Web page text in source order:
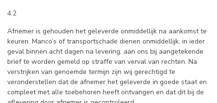
4.2
Afnemer is gehouden het geleverde onmiddellijk na aankomst te
keuren. Manco’s of transportschade dienen onmiddellijk, in ieder
geval binnen acht dagen na levering, aan ons bij aangetekende
brief te worden gemeld op straffe van verval van rechten. Na
verstrijken van genoemde termijn zijn wij gerechtigd te
veronderstellen dat de afnemer het geleverde in goede staat en
compleet met alle toebehoren heeft ontvangen en dat dit bij de